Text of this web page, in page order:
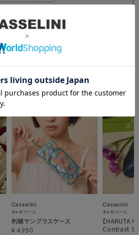
関連アイテム
Casselini
キャセリーニ
刺繍サングラスケース
¥ 4,950
Casselini
キャセリーニ
【
Contrast